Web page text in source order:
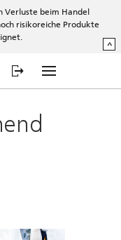
Verluste beim Handel
risikoreiche Produkte
^